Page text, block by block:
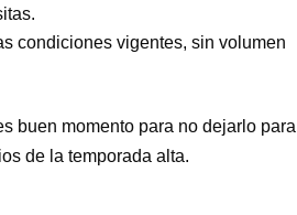
condiciones vigentes, sin volumen
buen momento para no dejarlo para
de la temporada alta.